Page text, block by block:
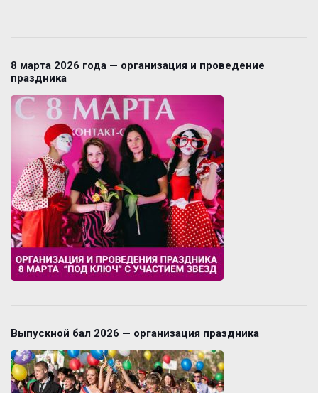
8 марта 2026 года — организация и проведение
праздника
Выпускной бал 2026 — организация праздника